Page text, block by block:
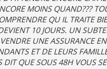
MOINS QUAND???
QU IL TRAITE
10 JOURS. UN
UNE ASSURANCE
ET DE LEURS
DIT QUE SOUS 48H VOUS